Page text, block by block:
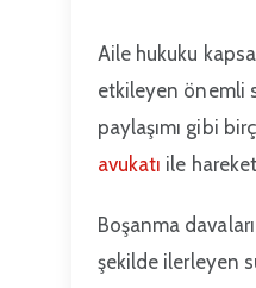
Aile hukuku
etkileyen önemli
paylaşımı gibi
avukatı ile
Boşanma
şekilde ilerleyen